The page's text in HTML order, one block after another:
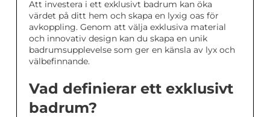
Att investera i ett exklusivt badrum kan öka
värdet på ditt hem och skapa en lyxig oas för
avkoppling. Genom att välja exklusiva material
och innovativ design kan du skapa en unik
badrumsupplevelse som ger en känsla av lyx och
välbefinnande.
Vad definierar ett exklusivt
badrum?